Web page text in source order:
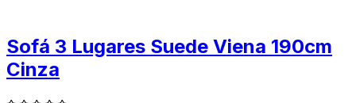
Sofá 3 Lugares Suede Viena 190cm
Cinza